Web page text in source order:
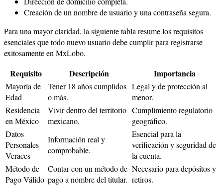
Creación de un nombre de usuario y una contraseña segura.
Para una mayor claridad, la siguiente tabla resume los requisitos
esenciales que todo nuevo usuario debe cumplir para registrarse
exitosamente en MxLobo.
Requisito Descripción Importancia
Mayoría de
Edad
Tener 18 años cumplidos
o más.
Legal y de protección al
menor.
Residencia
en México
Vivir dentro del territorio
mexicano.
Cumplimiento regulatorio
geográfico.
Datos
Personales
Veraces
Información real y
comprobable.
Esencial para la
verificación y seguridad de
la cuenta.
Método de
Pago Válido
Contar con un método de
pago a nombre del titular.
Necesario para depósitos y
retiros.